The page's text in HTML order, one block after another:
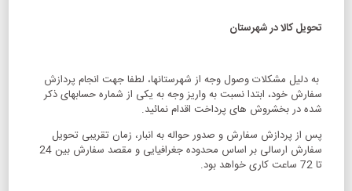
تحویل کالا در شهرستان
به دلیل مشکلات وصول وجه از شهرستانها، لطفا جهت انجام پردازش
سفارش خود، ابتدا نسبت به واریز وجه به یکی از شماره حسابهای ذکر
شده در بخشروش های پرداخت اقدام نمائید.
پس از پردازش سفارش و صدور حواله به انبار، زمان تقریبی تحویل
سفارش ارسالی بر اساس محدوده جغرافیایی و مقصد سفارش بین 24
تا 72 ساعت کاری خواهد بود.